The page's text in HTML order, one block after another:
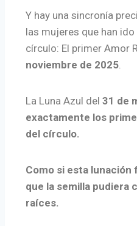
Y hay una sincronía
las mujeres que han
círculo: El primer Amor
noviembre de 2025.
La Luna Azul del 31 de
exactamente los
del círculo.
Como si esta lunación
que la semilla pudiera
raíces.